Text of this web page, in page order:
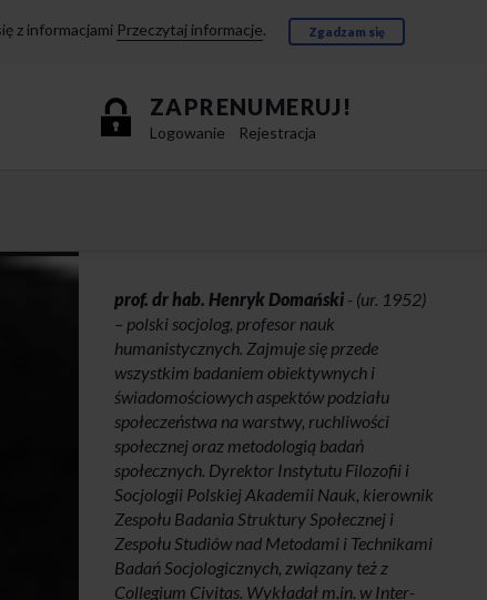
z informacjami Przeczytaj informacje. Zgadzam się
ZAPRENUMERUJ!
Logowanie Rejestracja
prof. dr hab. Henryk Domański - (ur. 1952)
– polski socjolog, profesor nauk
humanistycznych. Zajmuje się przede
wszystkim badaniem obiektywnych i
świadomościowych aspektów podziału
społeczeństwa na warstwy, ruchliwości
społecznej oraz metodologią badań
społecznych. Dyrektor Instytutu Filozofii i
Socjologii Polskiej Akademii Nauk, kierownik
Zespołu Badania Struktury Społecznej i
Zespołu Studiów nad Metodami i Technikami
Badań Socjologicznych, związany też z
Collegium Civitas. Wykładał m.in. w Inter-